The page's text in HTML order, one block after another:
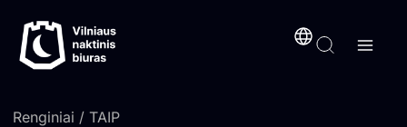
prie
turinio
Renginiai / TAIP